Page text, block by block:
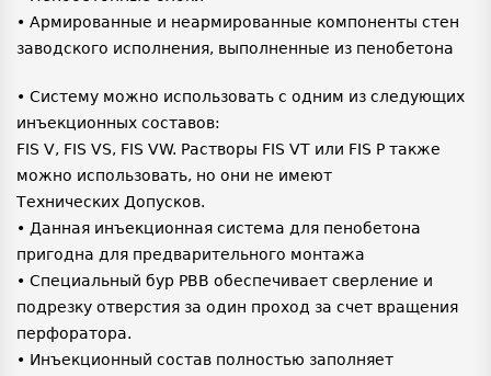
• Армированные и неармированные компоненты стен
заводского исполнения, выполненные из пенобетона
• Систему можно использовать с одним из следующих
инъекционных составов:
FIS V, FIS VS, FIS VW. Растворы FIS VT или FIS P также
можно использовать, но они не имеют
Технических Допусков.
• Данная инъекционная система для пенобетона
пригодна для предварительного монтажа
• Специальный бур PBB обеспечивает сверление и
подрезку отверстия за один проход за счет вращения
перфоратора.
• Инъекционный состав полностью заполняет